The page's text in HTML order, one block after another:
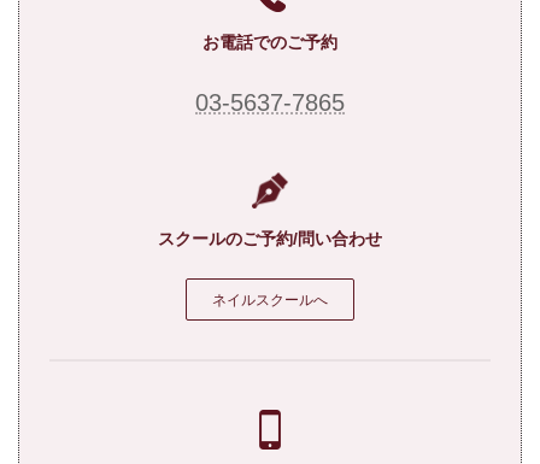
お電話でのご予約
03-5637-7865
スクールのご予約/問い合わせ
ネイルスクールへ